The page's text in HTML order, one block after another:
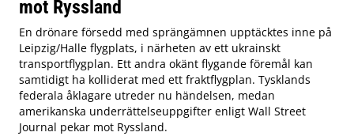
mot Ryssland
En drönare försedd med sprängämnen upptäcktes inne på
Leipzig/Halle flygplats, i närheten av ett ukrainskt
transportflygplan. Ett andra okänt flygande föremål kan
samtidigt ha kolliderat med ett fraktflygplan. Tysklands
federala åklagare utreder nu händelsen, medan
amerikanska underrättelseuppgifter enligt Wall Street
Journal pekar mot Ryssland.